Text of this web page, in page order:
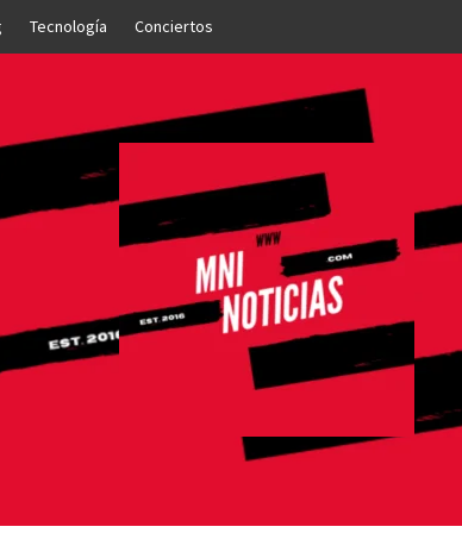
Tecnología Conciertos